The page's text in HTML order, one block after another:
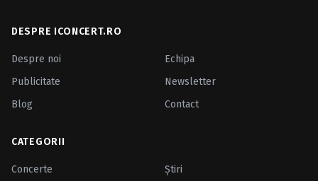
DESPRE ICONCERT.RO
Despre noi
Echipa
Publicitate
Newsletter
Blog
Contact
CATEGORII
Concerte
Ştiri